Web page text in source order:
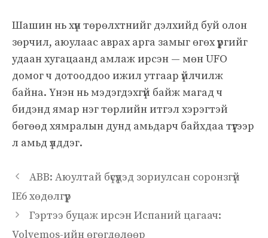
Шашин нь хүн төрөлхтнийг дэлхийд буй олон
зөрчил, аюулаас аврах арга замыг өгөх үүргийг
удаан хугацаанд амлаж ирсэн — мөн UFO
домог ч дотооддоо ижил утгаар үйлчилж
байна. Үнэн нь мэдэгдэхгүй байж магад ч
бидэнд ямар нэг төрлийн итгэл хэрэгтэй
бөгөөд хямралын дунд амьдарч байхдаа түүгээр
л амьд үлддэг.
ABB: Аюултай бүсүүдэд зориулсан соронзгүй
IE6 хөдөлгүүр
Гэртээ буцаж ирсэн Испаний цагаач:
Volvemos-ийн өгөгдөлөөр